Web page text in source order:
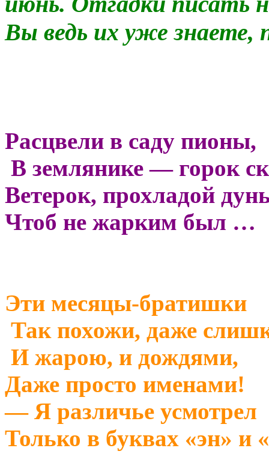
Вы ведь их уже знаете,
Расцвели в саду пионы,
В землянике — горок
Ветерок, прохладой
Чтоб не жарким был …
Эти месяцы-братишки
Так похожи, даже
И жарою, и дождями,
Даже просто именами!
— Я различье усмотрел
Только в буквах «эн» и